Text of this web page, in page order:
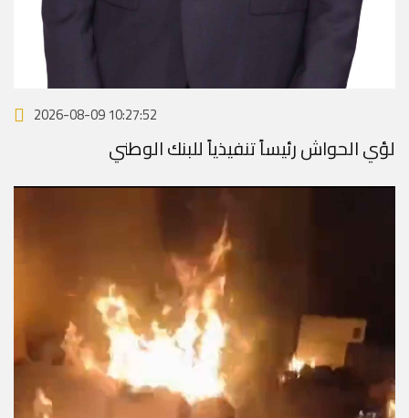
2026-08-09 10:27:52
لؤي الحواش رئيساً تنفيذياً للبنك الوطني